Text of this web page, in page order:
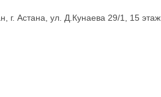
г. Астана, ул. Д.Кунаева 29/1, 15 этаж,